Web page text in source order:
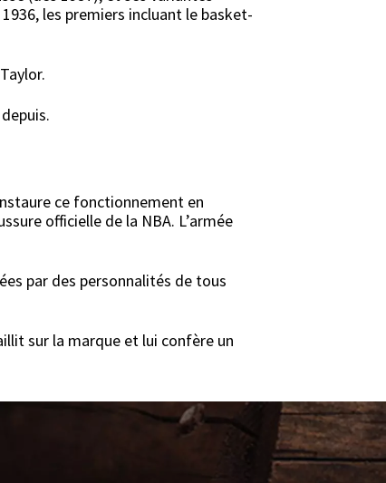
les premiers incluant le basket-
ce fonctionnement en
officielle de la NBA. L’armée
par des personnalités de tous
sur la marque et lui confère un